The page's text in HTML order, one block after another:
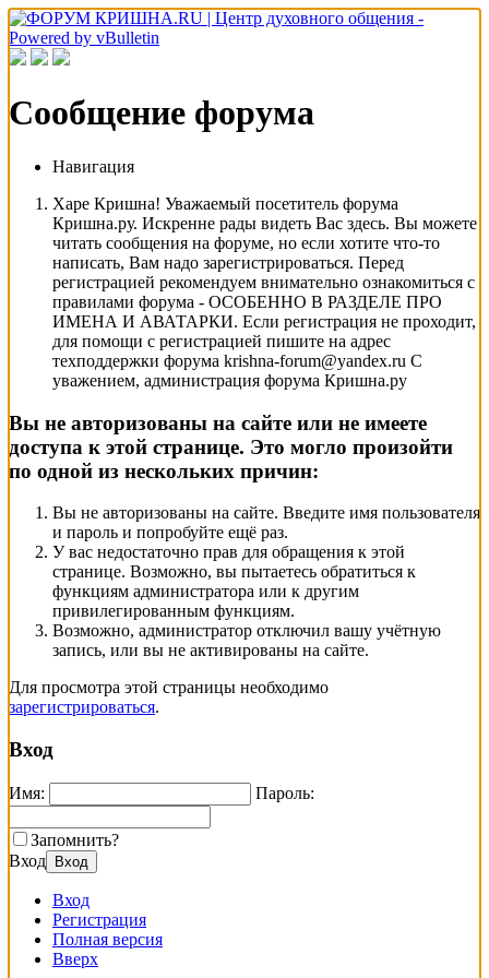
Сообщение форума
Навигация
Харе Кришна! Уважаемый посетитель форума
Кришна.ру. Искренне рады видеть Вас здесь. Вы можете
читать сообщения на форуме, но если хотите что-то
написать, Вам надо зарегистрироваться. Перед
регистрацией рекомендуем внимательно ознакомиться с
правилами форума - ОСОБЕННО В РАЗДЕЛЕ ПРО
ИМЕНА И АВАТАРКИ. Если регистрация не проходит,
для помощи с регистрацией пишите на адрес
техподдержки форума krishna-forum@yandex.ru С
уважением, администрация форума Кришна.ру
Вы не авторизованы на сайте или не имеете
доступа к этой странице. Это могло произойти
по одной из нескольких причин:
Вы не авторизованы на сайте. Введите имя пользователя
и пароль и попробуйте ещё раз.
У вас недостаточно прав для обращения к этой
странице. Возможно, вы пытаетесь обратиться к
функциям администратора или к другим
привилегированным функциям.
Возможно, администратор отключил вашу учётную
запись, или вы не активированы на сайте.
Для просмотра этой страницы необходимо
зарегистрироваться.
Вход
Имя: Пароль:
Запомнить?
Вход
Вход
Вход
Регистрация
Полная версия
Вверх